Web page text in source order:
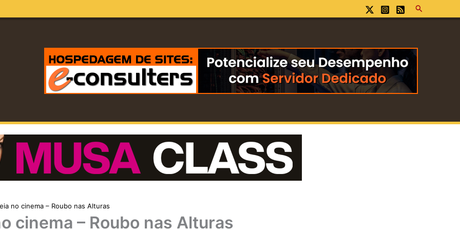
Pesquisar
no cinema – Roubo nas Alturas
cinema – Roubo nas Alturas